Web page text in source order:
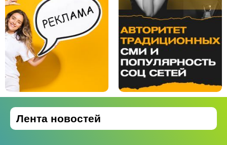
Лента новостей